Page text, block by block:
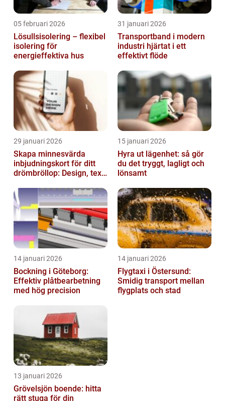
05 februari 2026
Lösullsisolering – flexibel
isolering för
energieffektiva hus
31 januari 2026
Transportband i modern
industri hjärtat i ett
effektivt flöde
29 januari 2026
Skapa minnesvärda
inbjudningskort för ditt
drömbröllop: Design, text
15 januari 2026
Hyra ut lägenhet: så gör
du det tryggt, lagligt och
lönsamt
14 januari 2026
Bockning i Göteborg:
Effektiv plåtbearbetning
med hög precision
14 januari 2026
Flygtaxi i Östersund:
Smidig transport mellan
flygplats och stad
13 januari 2026
Grövelsjön boende: hitta
rätt stuga för din